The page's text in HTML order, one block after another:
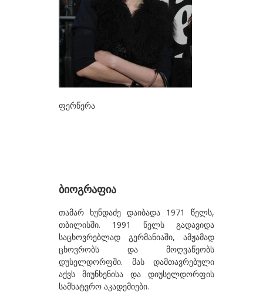
ალექსი-მესხიშვილი ქეთუთა
ამაშუკელი გუჯი
ახობაძე ცირა
ბასილაია ანრი
ბეროზა ლადო
ბეროზაშვილი ზურაბ
ბჟალავა ჯემალ
ბუგიანი ირაკლი
ფერწერა
ბიოგრაფია
თამარ ხუნდაძე დაიბადა 1971 წელს,
თბილისში. 1991 წელს გადავიდა
საცხოვრებლად გერმანიაში, ამჟამად
ცხოვრობს და მოღვაწეობს
დუსელდორფში. მას დამთავრებული
აქვს მიუნხენისა და დიუსელდორფის
სამხატვრო აკადემიები.